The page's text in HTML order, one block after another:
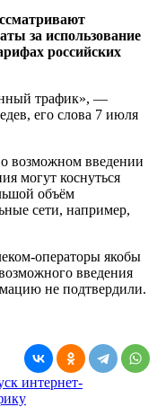
за использование
российских
трафик», —
его слова 7 июля
возможном введении
могут коснуться
объём
сети, например,
операторы якобы
введения
не подтвердили.
интернет-